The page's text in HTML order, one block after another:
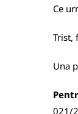
Ce
Trist,
Una
021/